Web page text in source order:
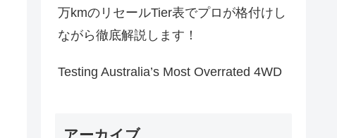
万kmのリセールTier表でプロが格付けし
ながら徹底解説します！
Testing Australia’s Most Overrated 4WD
アーカイブ